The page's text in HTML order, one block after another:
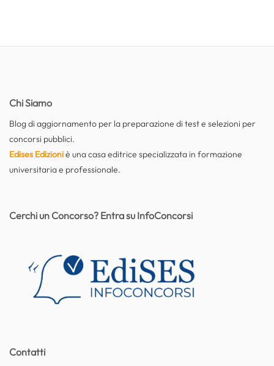
Chi Siamo
Blog di aggiornamento per la preparazione di test e selezioni per
concorsi pubblici.
Edises Edizioniè una casa editrice specializzata in formazione
universitaria e professionale.
Contatti
Cerchi un Concorso? Entra su InfoConcorsi